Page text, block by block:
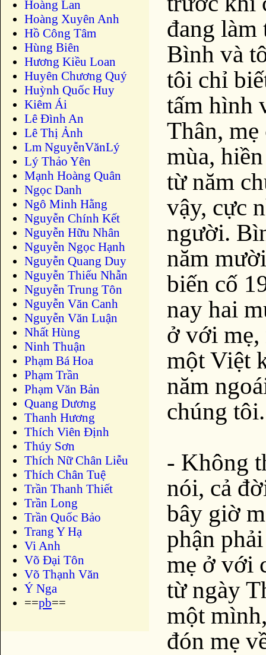
Hoàng Lan
Hoàng Xuyên Anh
Hồ Công Tâm
Hùng Biên
Hương Kiều Loan
Huyên Chương Quý
Huỳnh Quốc Huy
Kiêm Ái
Lê Đình An
Lê Thị Ảnh
Lm NguyễnVănLý
Lý Thảo Yên
Mạnh Hoàng Quân
Ngọc Danh
Ngô Minh Hằng
Nguyễn Chính Kết
Nguyễn Hữu Nhân
Nguyễn Ngọc Hạnh
Nguyễn Quang Duy
Nguyễn Thiếu Nhẫn
Nguyễn Trung Tôn
Nguyễn Văn Canh
Nguyễn Văn Luận
Nhất Hùng
Ninh Thuận
Phạm Bá Hoa
Phạm Trần
Phạm Văn Bản
Quang Dương
Thanh Hương
Thích Viên Định
Thúy Sơn
Thích Nữ Chân Liễu
Thích Chân Tuệ
Trần Thanh Thiết
Trần Long
Trần Quốc Bảo
Trang Y Hạ
Vi Anh
Võ Đại Tôn
Võ Thạnh Văn
Ý Nga
==pb==
đang làm
Bình và
tôi chỉ
tấm hình
Thân,
mùa,
từ năm
vậy, cực
người.
năm
biến cố
nay hai
ở với
một Việt
năm
chúng tôi.
- Không
nói, cả
bây giờ
phận
mẹ ở với
từ ngày
một
đón mẹ